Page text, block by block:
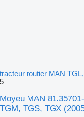
tracteur routier MAN
5
Moyeu MAN
TGM, TGS, TGX